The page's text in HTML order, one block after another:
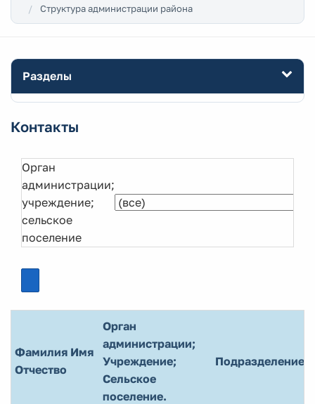
Структура администрации района
Разделы
Контакты
Орган
администрации;
учреждение;
сельское
поселение
Фамилия Имя
Отчество
Орган
администрации;
Учреждение;
Сельское
поселение.
Подразделение